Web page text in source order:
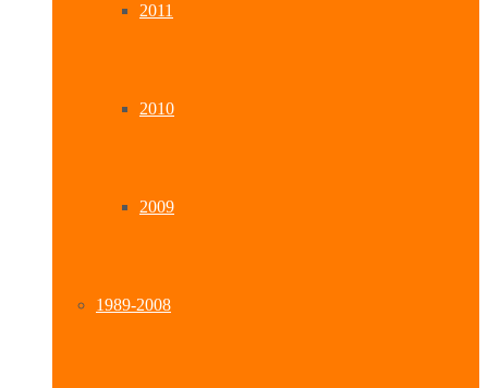
2011
2010
2009
1989-2008